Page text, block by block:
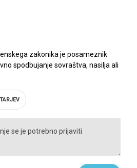
zakonika je posameznik
spodbujanje sovraštva, nasilja ali